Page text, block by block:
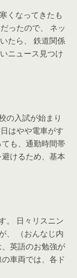
くなってきたも
ったので、 ネッ
たら、 鉄道関係
ニュース見つけ
の入試が始まり
はやや電車がす
も、通勤時間帯
けるため、基本
。 日々リスニン
、 （おんなじ内
英語のお勉強が
車両では、各ド